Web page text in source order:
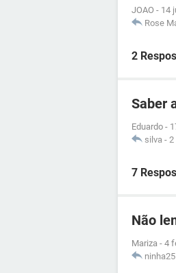
JOAO - 14
Rose
2
Saber
Eduardo -
silva - 2
7
Não
Mariza - 4
ninha25